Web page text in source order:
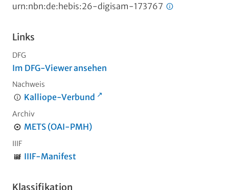
urn:nbn:de:hebis:26-digisam-173767
Links
DFG
Im DFG-Viewer ansehen
Nachweis
Kalliope-Verbund
Archiv
METS (OAI-PMH)
IIIF
IIIF-Manifest
Klassifikation